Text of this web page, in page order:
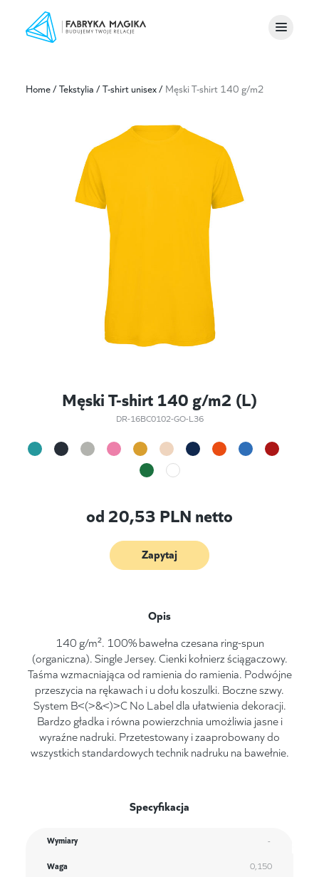
Home/Tekstylia /T-shirt unisex/ Męski T-shirt 140 g/m2
Męski T-shirt 140 g/m2 (L)
DR-16BC0102-GO-L36
od20,53 PLN netto
Zapytaj
Opis
140 g/m². 100% bawełna czesana ring-spun
(organiczna). Single Jersey. Cienki kołnierz ściągaczowy.
Taśma wzmacniająca od ramienia do ramienia. Podwójne
przeszycia na rękawach i u dołu koszulki. Boczne szwy.
System B<(>&<)>C No Label dla ułatwienia dekoracji.
Bardzo gładka i równa powierzchnia umożliwia jasne i
wyraźne nadruki. Przetestowany i zaaprobowany do
wszystkich standardowych technik nadruku na bawełnie.
Specyfikacja
Wymiary -
Waga 0,150